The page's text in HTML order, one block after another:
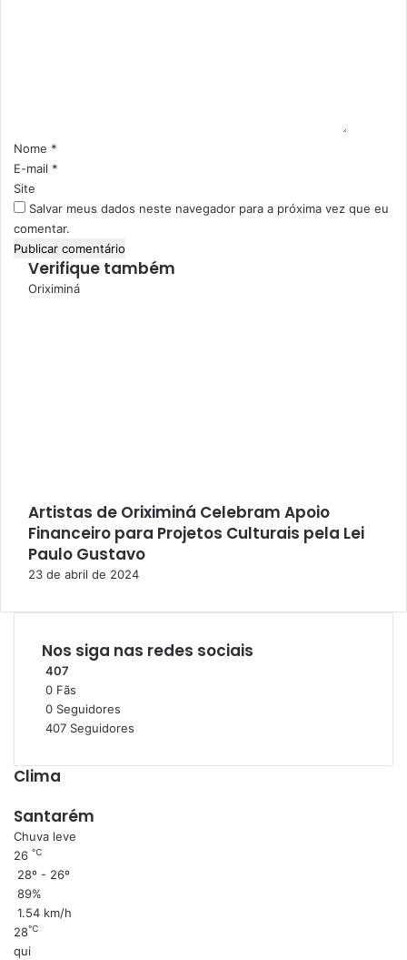
i
o
*
Nome *
E-mail *
Site
Salvar meus dados neste navegador para a próxima vez que eu
comentar.
Verifique também
F
Oriximiná
Artistas de Oriximiná Celebram Apoio
Financeiro para Projetos Culturais pela Lei
Paulo Gustavo
23 de abril de 2024
Nos siga nas redes sociais
407
0 Fãs
0 Seguidores
407 Seguidores
Clima
Santarém
Chuva leve
26 ℃
28º - 26º
89%
1.54 km/h
28℃
qui